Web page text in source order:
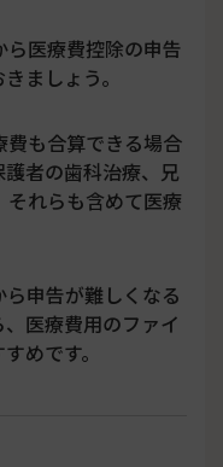
医療費控除の申告
ましょう。
も合算できる場合
者の歯科治療、兄
れらも含めて医療
申告が難しくなる
医療費用のファイ
めです。